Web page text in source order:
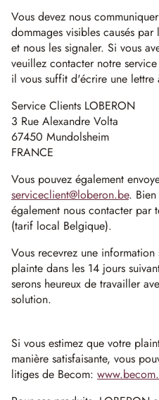
Vous devez nous
dommages visibles causés
et nous les signaler. Si vous
veuillez contacter notre
il vous suffit d'écrire une lettre
Service Clients LOBERON
3 Rue Alexandre Volta
67450 Mundolsheim
FRANCE
Vous pouvez également
serviceclient@loberon.be.
également nous contacter
(tarif local Belgique).
Vous recevrez une
plainte dans les 14 jours
serons heureux de travailler
solution.
Si vous estimez que votre
manière satisfaisante, vous
litiges de Becom: